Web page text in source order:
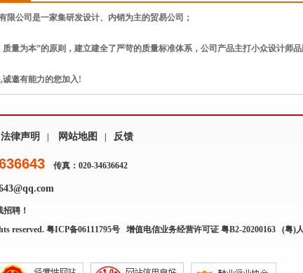
限公司是一家集研发设计、内销为主的贸易公司；
质量为本”的原则，建立建全了严苛的质量标准体系，公司产品主打小众设计师
诚邀有能力的您加入!
法律声明 网站地图 反馈
传真：020-34636642
聘！
reserved. 粤ICP备06111795号 增值电信业务经营许可证 粤B2-20200163
(粤)